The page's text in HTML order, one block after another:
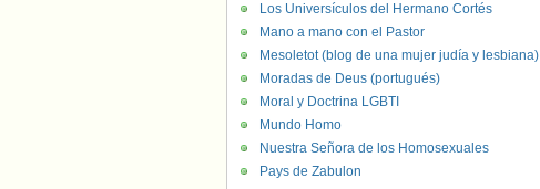
Los Universículos del Hermano Cortés
Mano a mano con el Pastor
Mesoletot (blog de una mujer judía y lesbiana)
Moradas de Deus (portugués)
Moral y Doctrina LGBTI
Mundo Homo
Nuestra Señora de los Homosexuales
Pays de Zabulon